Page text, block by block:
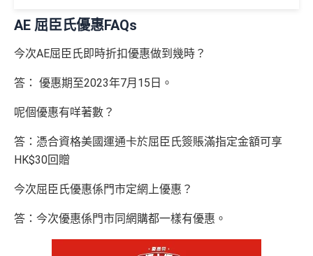
⭐️ 手機八達通增值獎賞 + 里先生額外賞 ⭐️
八達通增
值回贈
用基本卡或附屬卡為
手機八達通 (iPhone /
id) 單次增值滿 HK$6
里先生額
外賞
les.hk/exp-form
38 新會員 + 成功批卡 5
0 額外里賞金)
(=80,000里數) + HK$50簽賬回贈， 獎賞由AE直接存
入。同埋88里賞金#(由里先生派出)。
賞金#(由里先生派出)
核的信用卡或簽賬卡（不包括美國運通白金卡/半島白金
卡）之基本卡會員。
（主卡及附屬卡）惠顧聘珍樓、名都酒樓及名都﹐
膳堂食自選主餐牌食品及飲品有7折
c)、 翠亨邨，晚膳堂食自選主餐牌食品及飲品7折
自選主餐牌食品外賣自取低至75折
睇戲買一送一
全年盡享 city’super、LOG-ON 及 cookedDeli
惠
金 ≈ HK$1，可兌換FPS轉數快回贈！詳情
✅優點
本地港幣及外幣簽賬無上限現金回贈1.2%
如當面交付保險費用都有1.2%現金回贈！
唔洗煩，簽賬統一1.2%啱晒唔儲里數又唔追優惠嘅朋
議，網上簽賬會少啲機會被收額外手續費
長期有AE信用卡優惠
AE Essential信用卡迎新
迎新項目 條件(於首2個月內做)
金(申請連
結：MrMiles.
al-apply)
免簽賬，7個工作天內
簽賬迎新
0或以上
HK$200
AE 屈臣氏優惠FAQs
今次AE屈臣氏即時折扣優惠做到幾時？
答： 優惠期至2023年7月15日。
呢個優惠有咩著數？
答：憑合資格美國運通卡於屈臣氏簽賬滿指定金額可享
HK$30回贈
今次屈臣氏優惠係門市定網上優惠？
答：今次優惠係門市同網購都一樣有優惠。